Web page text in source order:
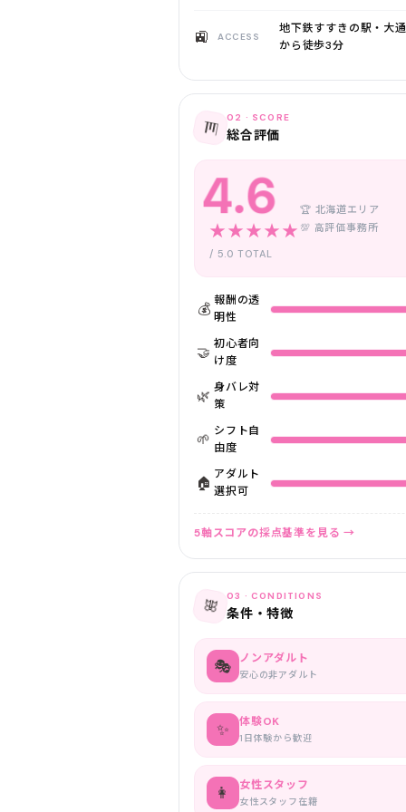
🚉 ACCESS
地下鉄すすきの駅・大
から徒歩3分
📊 02 · SCORE
総合評価
4.6
★★★★★
/ 5.0 TOTAL
🏆 北海道エリア
💯 高評価事務所
💰 報酬の透
明性
🤝 初心者向
け度
🌿 身バレ対
策
🌱 シフト自
由度
🏠 アダルト
選択可
5軸スコアの採点基準を見る →
🎀 03 · CONDITIONS
条件・特徴
🎭 ノンアダルト
安心の非アダルト
✨ 体験OK
1日体験から歓迎
👩 女性スタッフ
女性スタッフ在籍